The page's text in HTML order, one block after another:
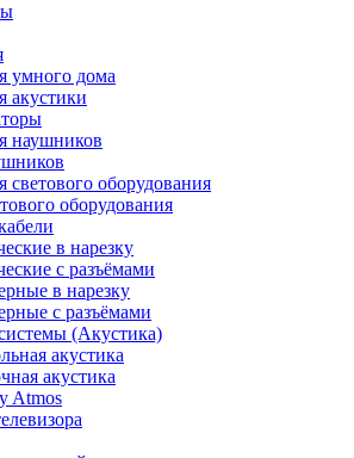
умного дома
акустики
наушников
светового оборудования
оборудования
в нарезку
с разъёмами
в нарезку
с разъёмами
(Акустика)
акустика
акустика
Atmos